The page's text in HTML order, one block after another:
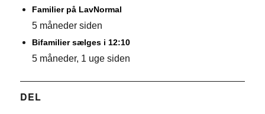
Familier på LavNormal
5 måneder siden
Bifamilier sælges i 12:10
5 måneder, 1 uge siden
DEL